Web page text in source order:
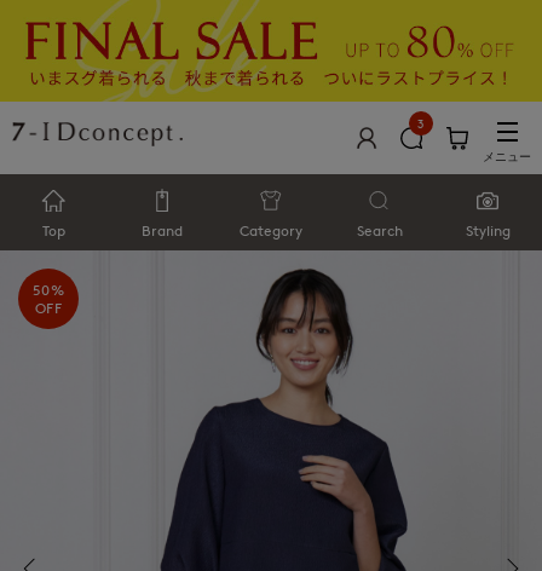
3
メニュー
Top Brand Category Search Styling
50%
OFF